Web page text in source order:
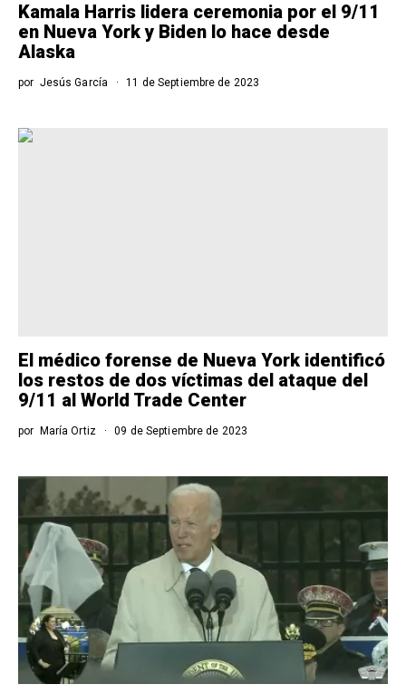
Kamala Harris lidera ceremonia por el 9/11
en Nueva York y Biden lo hace desde
Alaska
por Jesús García 11 de Septiembre de 2023
El médico forense de Nueva York identificó
los restos de dos víctimas del ataque del
9/11 al World Trade Center
por María Ortiz 09 de Septiembre de 2023